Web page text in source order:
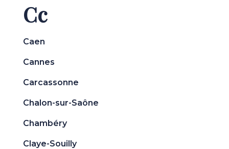
Cc
Caen
Cannes
Carcassonne
Chalon-sur-Saône
Chambéry
Claye-Souilly